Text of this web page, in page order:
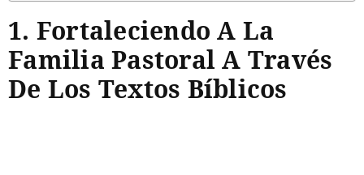
1. Fortaleciendo A La
Familia Pastoral A Través
De Los Textos Bíblicos